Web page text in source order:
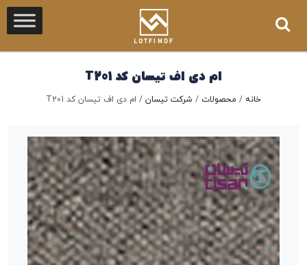
ام دی اف تیسان کد T201
خانه / محصولات / شرکت تیسان / ام دی اف تیسان کد T201